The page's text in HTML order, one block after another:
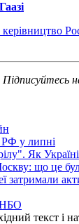
Підписуйтесь
РФ у липні
Як
що це
затримали
текст і